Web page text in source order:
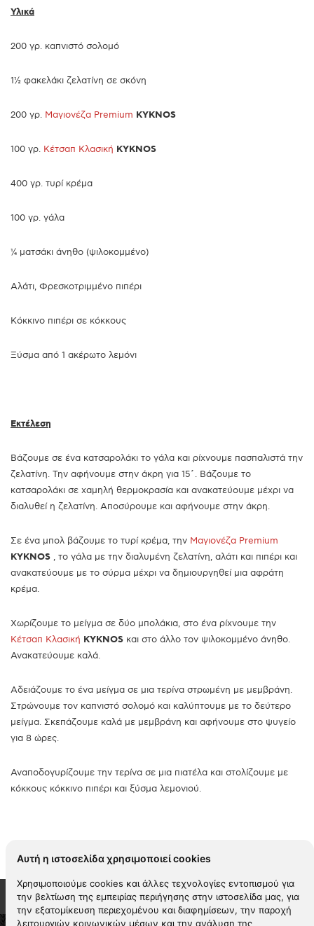
Αυτή η ιστοσελίδα χρησιμοποιεί cookies
Χρησιμοποιούμε cookies και άλλες τεχνολογίες εντοπισμού για
την βελτίωση της εμπειρίας περιήγησης στην ιστοσελίδα μας, για
την εξατομίκευση περιεχομένου και διαφημίσεων, την παροχή
λειτουργιών κοινωνικών μέσων και την ανάλυση της
Υλικά
200 γρ. καπνιστό σολομό
1½ φακελάκι ζελατίνη σε σκόνη
200 γρ. Μαγιονέζα Premium KYKNOS
100 γρ. Κέτσαπ Κλασική KYKNOS
400 γρ. τυρί κρέμα
100 γρ. γάλα
¼ ματσάκι άνηθo (ψιλοκομμένο)
Αλάτι, Φρεσκοτριμμένο πιπέρι
Κόκκινο πιπέρι σε κόκκους
Ξύσμα από 1 ακέρωτο λεμόνι
Εκτέλεση
Βάζουμε σε ένα κατσαρολάκι το γάλα και ρίχνουμε πασπαλιστά την
ζελατίνη. Την αφήνουμε στην άκρη για 15΄. Βάζουμε το
κατσαρολάκι σε χαμηλή θερμοκρασία και ανακατεύουμε μέχρι να
διαλυθεί η ζελατίνη. Αποσύρουμε και αφήνουμε στην άκρη.
Σε ένα μπολ βάζουμε το τυρί κρέμα, την Μαγιονέζα Premium
KYKNOS , το γάλα με την διαλυμένη ζελατίνη, αλάτι και πιπέρι και
ανακατεύουμε με το σύρμα μέχρι να δημιουργηθεί μια αφράτη
κρέμα.
Χωρίζουμε το μείγμα σε δύο μπολάκια, στο ένα ρίχνουμε την
Κέτσαπ Κλασική KYKNOS και στο άλλο τον ψιλοκομμένο άνηθο.
Ανακατεύουμε καλά.
Αδειάζουμε το ένα μείγμα σε μια τερίνα στρωμένη με μεμβράνη.
Στρώνουμε τον καπνιστό σολομό και καλύπτουμε με το δεύτερο
μείγμα. Σκεπάζουμε καλά με μεμβράνη και αφήνουμε στο ψυγείο
για 8 ώρες.
Αναποδογυρίζουμε την τερίνα σε μια πιατέλα και στολίζουμε με
κόκκους κόκκινο πιπέρι και ξύσμα λεμονιού.